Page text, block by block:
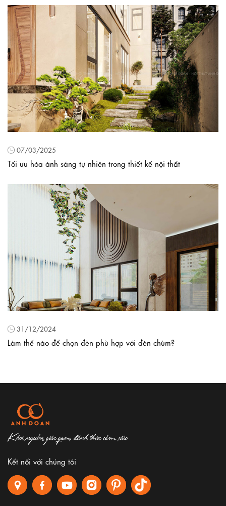
07/03/2025
Tối ưu hóa ánh sáng tự nhiên trong thiết kế nội thất
31/12/2024
Làm thế nào để chọn đèn phù hợp với đèn chùm?
Khơi nguồn giác quan, đánh thức cảm xúc
Kết nối với chúng tôi